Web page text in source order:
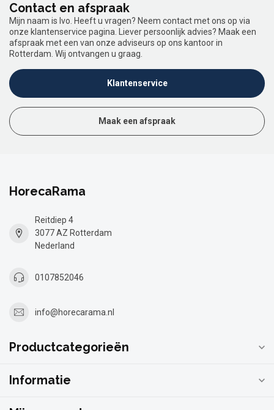
Contact en afspraak
Mijn naam is Ivo. Heeft u vragen? Neem contact met ons op via
onze klantenservice pagina. Liever persoonlijk advies? Maak een
afspraak met een van onze adviseurs op ons kantoor in
Rotterdam. Wij ontvangen u graag.
Klantenservice
Maak een afspraak
HorecaRama
Reitdiep 4
3077 AZ Rotterdam
Nederland
0107852046
info@horecarama.nl
Productcategorieën
Informatie